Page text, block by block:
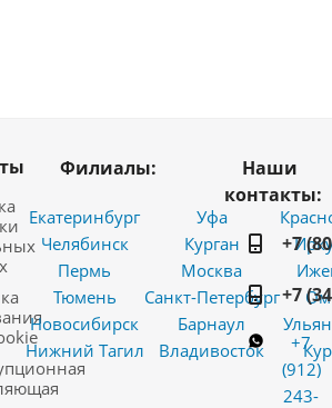
Филиалы:
Екатеринбург
Челябинск
Пермь
Тюмень
Новосибирск
Нижний Тагил
Уфа
Курган
Москва
Санкт-Петербург
Барнаул
Владивосток
Наши
контакты:
+7
+7
+7
(912)
243-